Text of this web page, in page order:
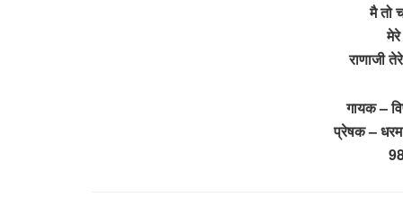
मै तो
राणाजी
गायक –
प्रेषक – धरम